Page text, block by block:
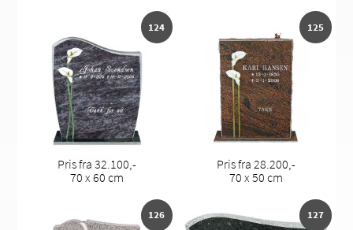
124
Pris fra 32.100,-
70 x 60 cm
125
Pris fra 28.200,-
70 x 50 cm
126 127